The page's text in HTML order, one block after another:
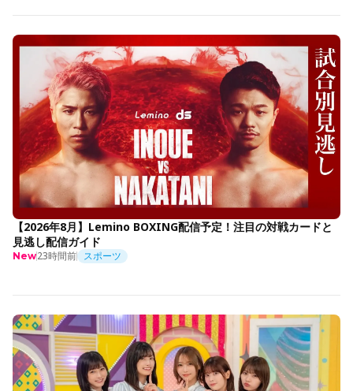
【2026年8月】Lemino BOXING配信予定！注目の対戦カードと
見逃し配信ガイド
New23時間前 スポーツ